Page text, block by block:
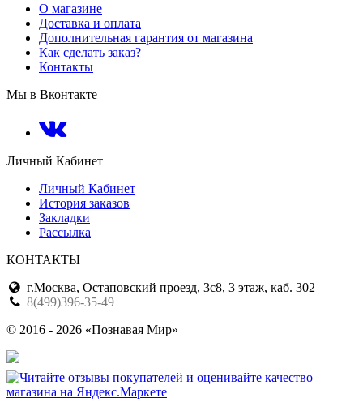
О магазине
Доставка и оплата
Дополнительная гарантия от магазина
Как сделать заказ?
Контакты
Мы в Вконтакте
Личный Кабинет
Личный Кабинет
История заказов
Закладки
Рассылка
КОНТАКТЫ
г.Москва, Остаповский проезд, 3с8, 3 этаж, каб. 302
8(499)396-35-49
© 2016 - 2026 «Познавая Мир»